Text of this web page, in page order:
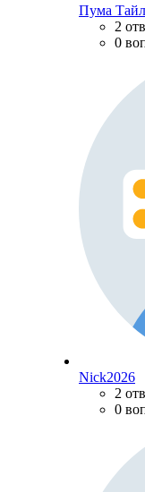
Пума
2
0
Nick2026
2
0